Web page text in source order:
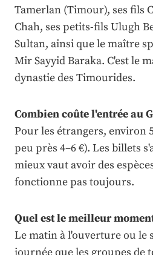
Tamerlan (Timour), ses fils
Chah, ses petits-fils Ulugh
Sultan, ainsi que le maître
Mir Sayyid Baraka. C'est le
dynastie des Timourides.
Combien coûte l'entrée au
Pour les étrangers, environ
peu près 4–6 €). Les billets
mieux vaut avoir des
fonctionne pas toujours.
Quel est le meilleur
Le matin à l'ouverture ou le